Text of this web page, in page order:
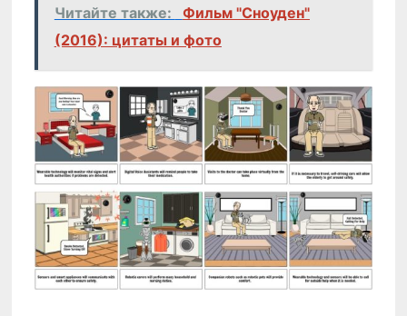
Читайте также:
Фильм "Сноуден"
(2016): цитаты и фото